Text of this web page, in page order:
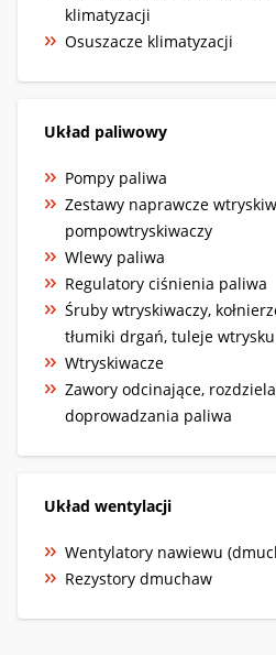
klimatyzacji
Osuszacze klimatyzacji
Układ paliwowy
Pompy paliwa
Zestawy naprawcze
pompowtryskiwaczy
Wlewy paliwa
Regulatory ciśnienia paliwa
Śruby wtryskiwaczy,
tłumiki drgań, tuleje wtrysku
Wtryskiwacze
Zawory odcinające,
doprowadzania paliwa
Układ wentylacji
Wentylatory nawiewu
Rezystory dmuchaw